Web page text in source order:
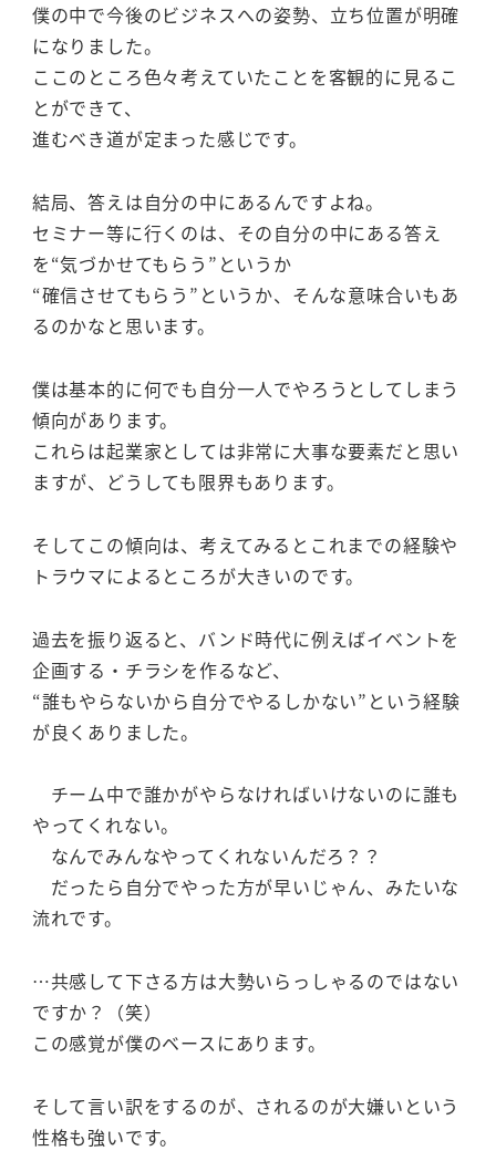
僕の中で今後のビジネスへの姿勢、立ち位置が明確
になりました。
ここのところ色々考えていたことを客観的に見るこ
とができて、
進むべき道が定まった感じです。
結局、答えは自分の中にあるんですよね。
セミナー等に行くのは、その自分の中にある答え
を“気づかせてもらう”というか
“確信させてもらう”というか、そんな意味合いもあ
るのかなと思います。
僕は基本的に何でも自分一人でやろうとしてしまう
傾向があります。
これらは起業家としては非常に大事な要素だと思い
ますが、どうしても限界もあります。
そしてこの傾向は、考えてみるとこれまでの経験や
トラウマによるところが大きいのです。
過去を振り返ると、バンド時代に例えばイベントを
企画する・チラシを作るなど、
“誰もやらないから自分でやるしかない”という経験
が良くありました。
チーム中で誰かがやらなければいけないのに誰も
やってくれない。
なんでみんなやってくれないんだろ？？
だったら自分でやった方が早いじゃん、みたいな
流れです。
…共感して下さる方は大勢いらっしゃるのではない
ですか？（笑）
この感覚が僕のベースにあります。
そして言い訳をするのが、されるのが大嫌いという
性格も強いです。